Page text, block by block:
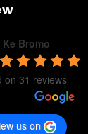
Bromo
on 31 reviews
us on